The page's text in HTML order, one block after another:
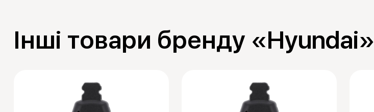
Інші товари бренду «Hyundai»